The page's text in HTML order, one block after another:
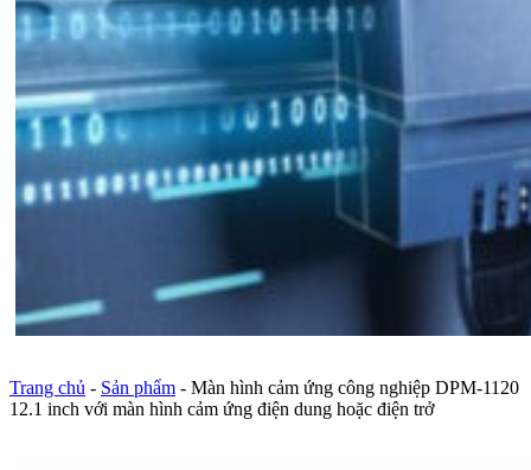
Trang chủ - Sản phẩm - Màn hình cảm ứng công nghiệp DPM-1120
12.1 inch với màn hình cảm ứng điện dung hoặc điện trở